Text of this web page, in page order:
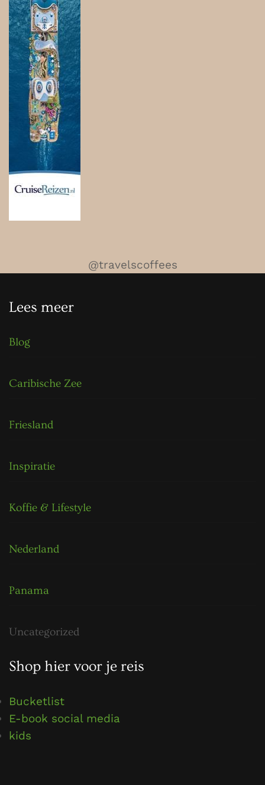
@travelscoffees
Lees meer
Blog
Caribische Zee
Friesland
Inspiratie
Koffie & Lifestyle
Nederland
Panama
Uncategorized
Shop hier voor je reis
Bucketlist
E-book social media
kids